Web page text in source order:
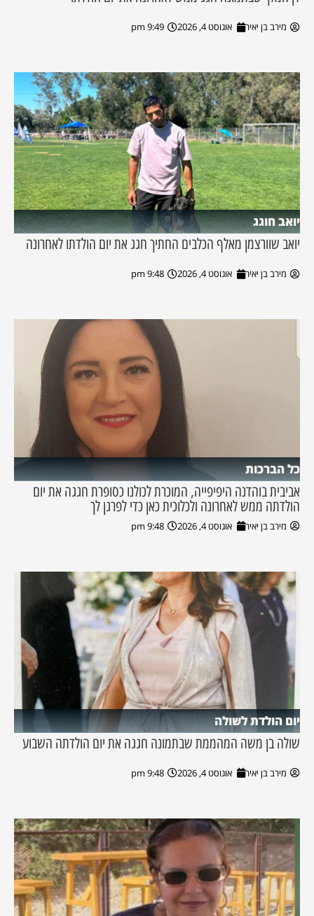
מירב בן יאיר אוגוסט 4, 2026 9:49 pm
יואב חוגג
יואב שוורצמן מאלף הכלבים החתיך חגג את יום הולדתו לאחרונה
מירב בן יאיר אוגוסט 4, 2026 9:48 pm
כל הברכות
אביבית בוהדנה היפיפייה, המוכרת לכולנו כסופרת חגגה את יום
הולדתה ממש לאחרונה ולכלוכית כאן כדי לפרגן לך
מירב בן יאיר אוגוסט 4, 2026 9:48 pm
יום הולדת לשולה
שולה בן משה המהממת שבתמונה חגגה את יום הולדתה השבוע
מירב בן יאיר אוגוסט 4, 2026 9:48 pm